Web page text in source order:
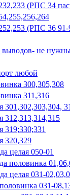
(РПС 34
(РПС 36 91-
выводов- не
любой
300,305,308
311,316
301,302,303,304,
312,313,314,315
319;330;331
320,329
целая 050-01
половинка
целая 031-
031-